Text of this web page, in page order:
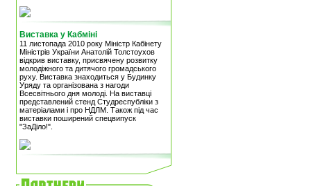
Виставка у Кабміні
11 листопада 2010 року Міністр Кабінету
Міністрів України Анатолій Толстоухов
відкрив виставку, присвячену розвитку
молодіжного та дитячого громадського
руху. Виставка знаходиться у Будинку
Уряду та організована з нагоди
Всесвітнього дня молоді. На виставці
представлений стенд Студреспубліки з
матеріалами і про НДЛМ. Також під час
виставки поширений спецвипуск
"ЗаДіло!".